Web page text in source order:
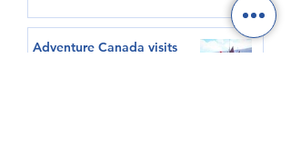
Adventure Canada visits